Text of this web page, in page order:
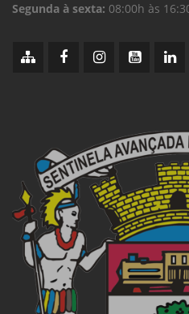
Segunda à sexta: 08:00h às